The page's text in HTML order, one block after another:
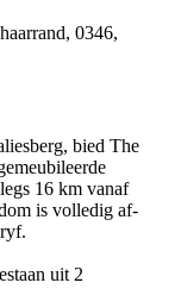
0346,
bied The
16 km vanaf
is volledig af-
uit 2